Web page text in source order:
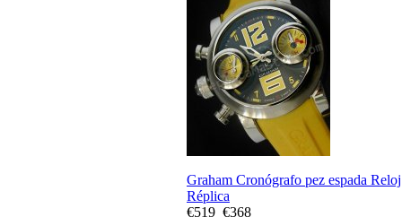
Graham Cronógrafo pez espada
Réplica
€519 €368